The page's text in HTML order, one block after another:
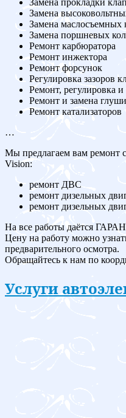
Замена прокладки
Замена
Замена маслосъемных
Замена поршневых
Ремонт карбюратора
Ремонт инжектора
Ремонт форсунок
Регулировка зазоров
Ремонт, регулировка
Ремонт и замена
Ремонт катализаторов
…
Мы предлагаем вам ремонт
Vision:
ремонт ДВС
ремонт дизельных
ремонт дизельных
На все работы даётся
Цену на работу можно
предварительного осмотра.
Обращайтесь к нам по
Услуги